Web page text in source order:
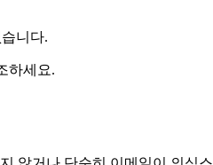
니다.
하세요.